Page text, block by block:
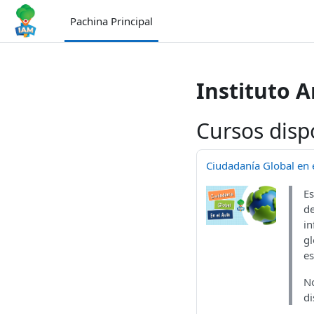
Blincar ta lo conteniu principal
Pachina Principal
Instituto
Cursos
Ciudadanía Global